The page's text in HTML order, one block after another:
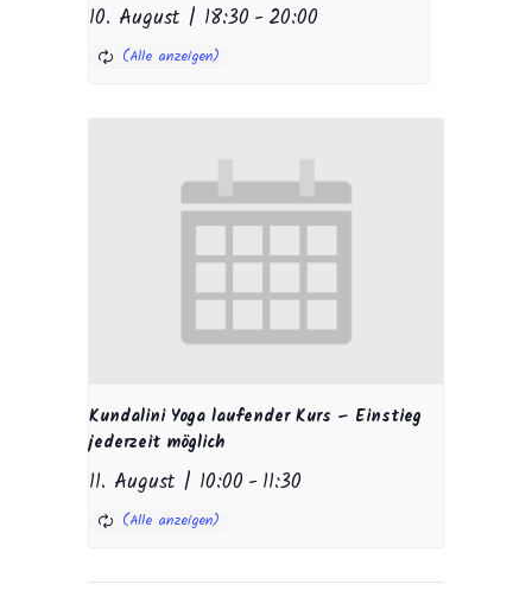
10. August | 18:30 -20:00
Kundalini Yoga laufender Kurs – Einstieg
jederzeit möglich
11. August | 10:00 -11:30